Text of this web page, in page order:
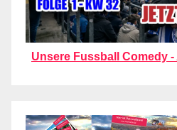
Unsere Fussball Comedy